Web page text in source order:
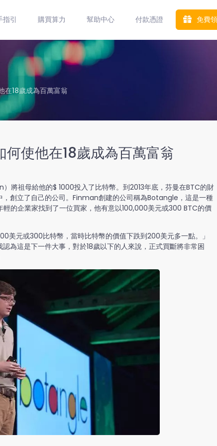
指引 購買算力 幫助中心 付款憑證 免費
在18歲成為百萬富翁
使他在18歲成為百萬富翁
）將祖母給他的$ 1000投入了比特幣。到2013年底，芬曼在BTC的財
，創立了自己的公司。Finman創建的公司稱為Botangle，這是一種
的企業家找到了一位買家，他有意以100,000美元或300 BTC的價
美元或300比特幣，當時比特幣的價值下跌到200美元多一點。」
為這是下一件大事，對於18歲以下的人來說，正式買斷將非常困